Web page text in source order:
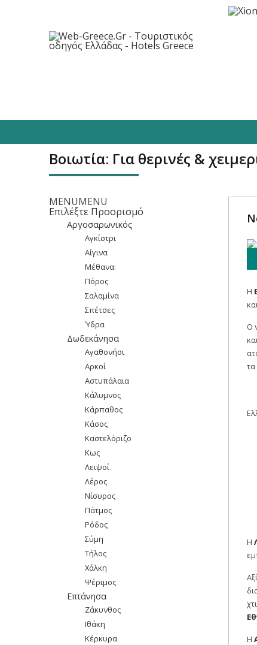
Βοιωτία: Για θερινές &
MENUMENU
Επιλέξτε Προορισμό
Αργοσαρωνικός
Αγκίστρι
Αίγινα
Μέθανα:
Πόρος
Σαλαμίνα
Σπέτσες
Ύδρα
Δωδεκάνησα
Αγαθονήσι
Αρκοί
Αστυπάλαια
Κάλυμνος
Κάρπαθος
Κάσος
Καστελόριζο
Κως
Λειψοί
Λέρος
Νίσυρος
Πάτμος
Ρόδος
Σύμη
Τήλος
Χάλκη
Ψέριμος
Επτάνησα
Ζάκυνθος
Ιθάκη
Κέρκυρα
Η
Ο
Η
Η